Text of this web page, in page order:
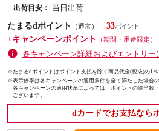
出荷目安：
当日出荷
たまるdポイント
（通常）
33
+キャンペーンポイント
（期間・用途限定）
各キャンペーン詳細およびエントリー
※たまるdポイントはポイント支払を除く商品代金(税抜)の1％
※表示倍率は各キャンペーンの適用条件を全て満たした場合の
各キャンペーンの適用状況によっては、ポイントの進呈数
ございます。
dカードでお支払なら